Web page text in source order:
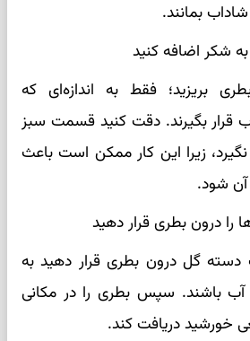
بمانند.
شکر اضافه کنید
بریزید؛ فقط به اندازه‌ای که
قرار بگیرند. دقت کنید قسمت سبز
زیرا این کار ممکن است باعث
شود.
را درون بطری قرار دهید
دسته گل درون بطری قرار دهید به
باشند. سپس بطری را در مکانی
خورشید دریافت کند.